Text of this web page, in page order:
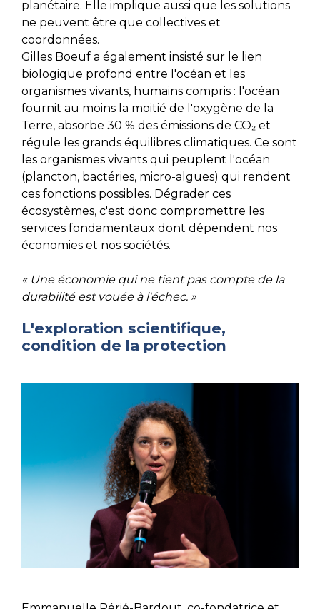
planétaire. Elle implique aussi que les solutions
ne peuvent être que collectives et
coordonnées.
Gilles Boeuf a également insisté sur le lien
biologique profond entre l'océan et les
organismes vivants, humains compris : l'océan
fournit au moins la moitié de l'oxygène de la
Terre, absorbe 30 % des émissions de CO₂ et
régule les grands équilibres climatiques. Ce sont
les organismes vivants qui peuplent l'océan
(plancton, bactéries, micro-algues) qui rendent
ces fonctions possibles. Dégrader ces
écosystèmes, c'est donc compromettre les
services fondamentaux dont dépendent nos
économies et nos sociétés.
« Une économie qui ne tient pas compte de la
durabilité est vouée à l'échec. »
L'exploration scientifique,
condition de la protection